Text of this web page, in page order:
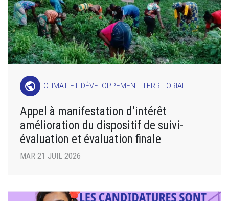
public CLIMAT ET DÉVELOPPEMENT TERRITORIAL
Appel à manifestation d’intérêt
amélioration du dispositif de suivi-
évaluation et évaluation finale
MAR 21 JUIL 2026